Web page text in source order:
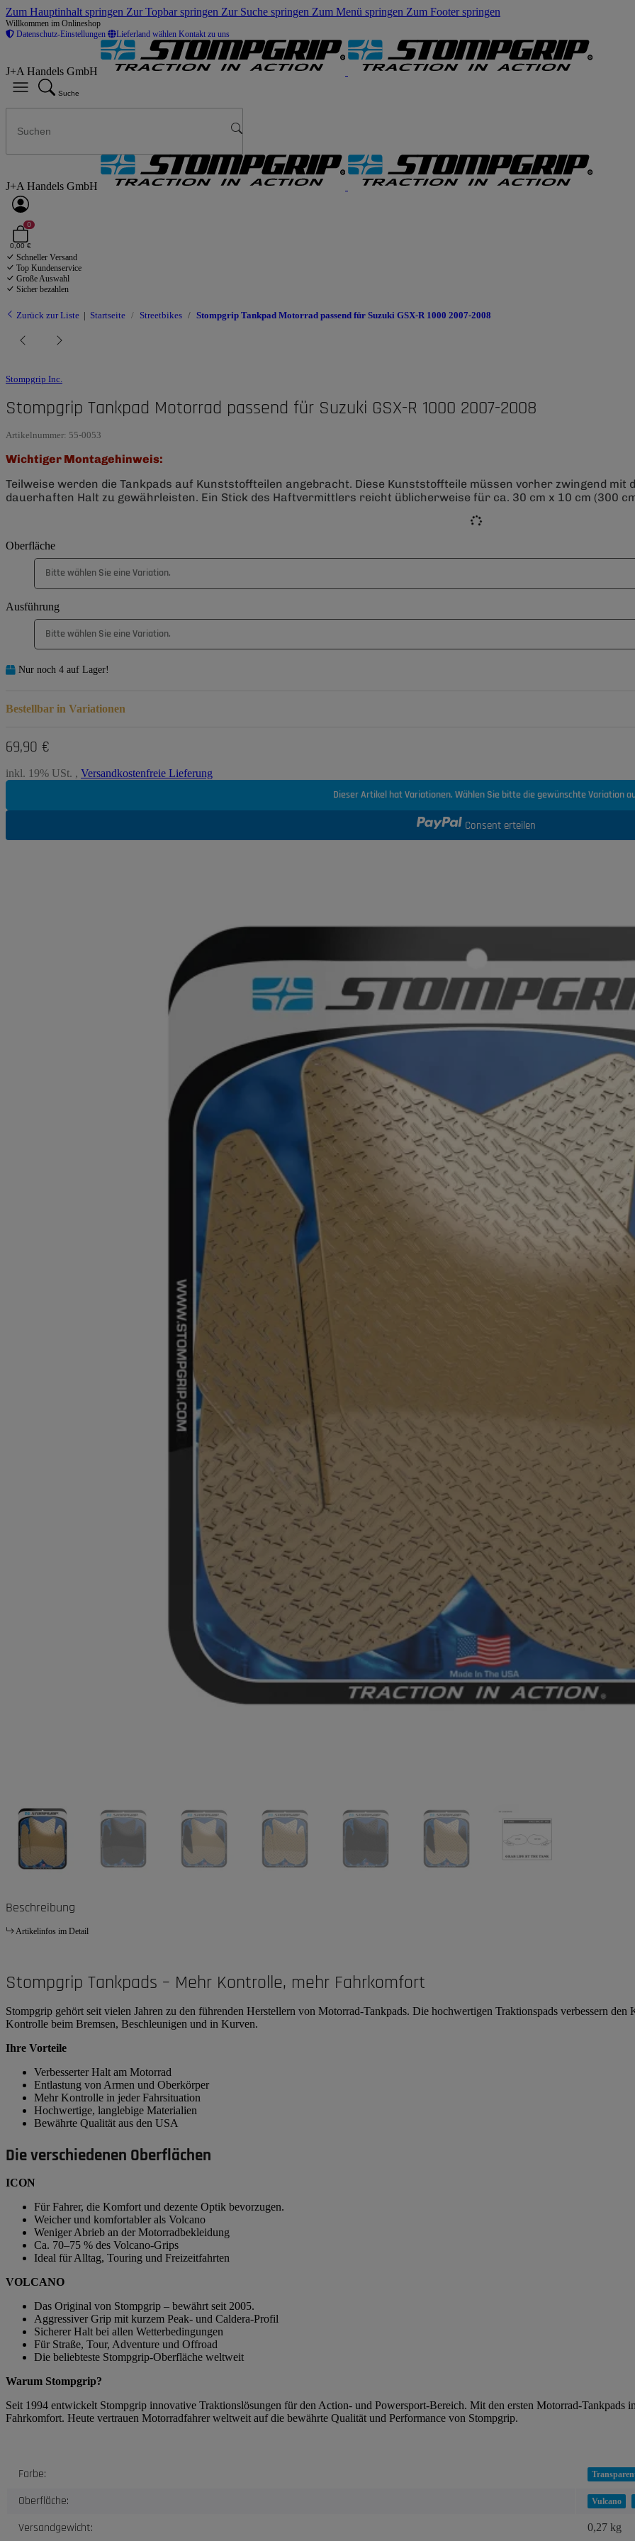
Zum Hauptinhalt springen Zur Topbar springen Zur Suche springen Zum Menü springen Zum Footer springen
Willkommen im Onlineshop
Datenschutz-Einstellungen
Lieferland wählen Kontakt zu uns
J+A Handels GmbH
Suche
J+A Handels GmbH
0
0,00 €
Schneller Versand
Top Kundenservice
Große Auswahl
Sicher bezahlen
Zurück zur Liste Startseite Streetbikes Stompgrip Tankpad Motorrad passend für Suzuki GSX-R 1000 2007-2008
Stompgrip Inc.
Stompgrip Tankpad Motorrad passend für Suzuki GSX-R 1000 2007-2008
Artikelnummer: 55-0053
Wichtiger Montagehinweis:
Teilweise werden die Tankpads auf Kunststoffteilen angebracht. Diese Kunststoffteile müssen vorher zwingend
dauerhaften Halt zu gewährleisten. Ein Stick des Haftvermittlers reicht üblicherweise für ca. 30 cm x 10 cm (300
Oberfläche
Bitte wählen Sie eine Variation.
Ausführung
Bitte wählen Sie eine Variation.
Nur noch 4 auf Lager!
Bestellbar in Variationen
69,90 €
inkl. 19% USt. , Versandkostenfreie Lieferung
Dieser Artikel hat Variationen. Wählen Sie bitte die gewünschte Variation
Consent erteilen
Beschreibung
Artikelinfos im Detail
Stompgrip Tankpads – Mehr Kontrolle, mehr Fahrkomfort
Stompgrip gehört seit vielen Jahren zu den führenden Herstellern von Motorrad-Tankpads. Die hochwertigen Traktionspads verbessern
Kontrolle beim Bremsen, Beschleunigen und in Kurven.
Ihre Vorteile
Verbesserter Halt am Motorrad
Entlastung von Armen und Oberkörper
Mehr Kontrolle in jeder Fahrsituation
Hochwertige, langlebige Materialien
Bewährte Qualität aus den USA
Die verschiedenen Oberflächen
ICON
Für Fahrer, die Komfort und dezente Optik bevorzugen.
Weicher und komfortabler als Volcano
Weniger Abrieb an der Motorradbekleidung
Ca. 70–75 % des Volcano-Grips
Ideal für Alltag, Touring und Freizeitfahrten
VOLCANO
Das Original von Stompgrip – bewährt seit 2005.
Aggressiver Grip mit kurzem Peak- und Caldera-Profil
Sicherer Halt bei allen Wetterbedingungen
Für Straße, Tour, Adventure und Offroad
Die beliebteste Stompgrip-Oberfläche weltweit
Warum Stompgrip?
Seit 1994 entwickelt Stompgrip innovative Traktionslösungen für den Action- und Powersport-Bereich. Mit den ersten Motorrad-Tankpads
Fahrkomfort. Heute vertrauen Motorradfahrer weltweit auf die bewährte Qualität und Performance von Stompgrip.
Produkteigenschaft
Wert
Farbe:
Oberfläche: Vulcano
Versandgewicht: 0,27 kg